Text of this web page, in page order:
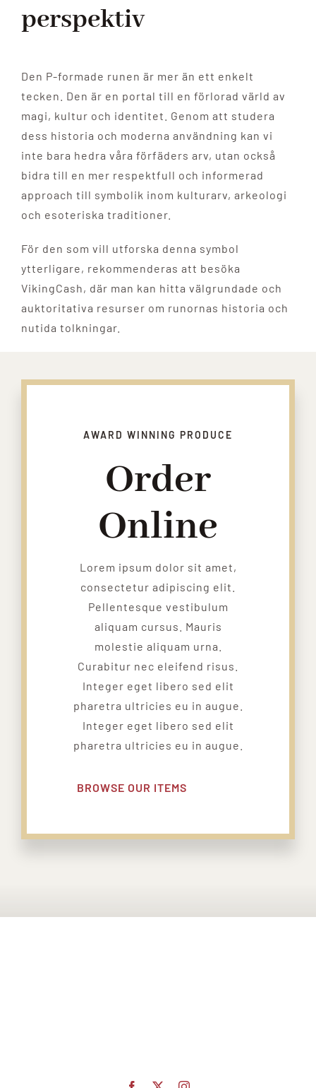
perspektiv
Den P-formade runen är mer än ett enkelt
tecken. Den är en portal till en förlorad värld av
magi, kultur och identitet. Genom att studera
dess historia och moderna användning kan vi
inte bara hedra våra förfäders arv, utan också
bidra till en mer respektfull och informerad
approach till symbolik inom kulturarv, arkeologi
och esoteriska traditioner.
För den som vill utforska denna symbol
ytterligare, rekommenderas att besöka
VikingCash, där man kan hitta välgrundade och
auktoritativa resurser om runornas historia och
nutida tolkningar.
AWARD WINNING PRODUCE
Order
Online
Lorem ipsum dolor sit amet,
consectetur adipiscing elit.
Pellentesque vestibulum
aliquam cursus. Mauris
molestie aliquam urna.
Curabitur nec eleifend risus.
Integer eget libero sed elit
pharetra ultricies eu in augue.
Integer eget libero sed elit
pharetra ultricies eu in augue.
BROWSE OUR ITEMS